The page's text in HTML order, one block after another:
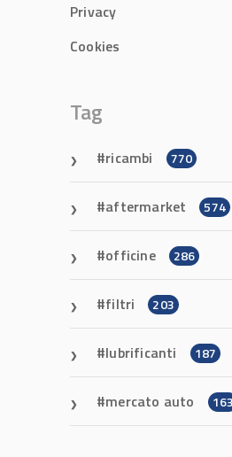
Privacy
Cookies
Tag
ricambi 770
aftermarket 574
officine 286
filtri 203
lubrificanti 187
mercato auto 163